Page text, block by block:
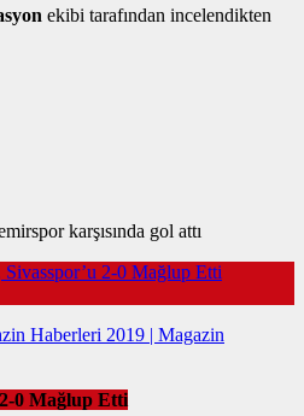
ekibi tarafından incelendikten
karşısında gol attı
Sivasspor’u 2-0 Mağlup Etti
Haberleri 2019 | Magazin
0 Mağlup Etti